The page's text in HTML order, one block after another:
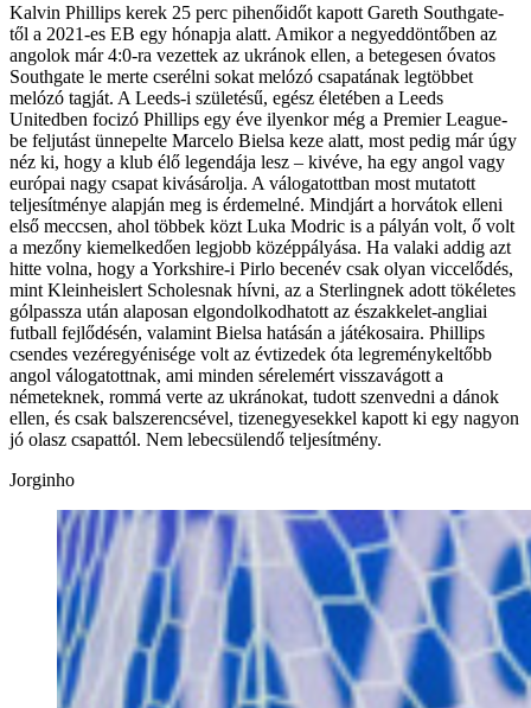
Kalvin Phillips kerek 25 perc pihenőidőt kapott Gareth Southgate-
től a 2021-es EB egy hónapja alatt. Amikor a negyeddöntőben az
angolok már 4:0-ra vezettek az ukránok ellen, a betegesen óvatos
Southgate le merte cserélni sokat melózó csapatának legtöbbet
melózó tagját. A Leeds-i születésű, egész életében a Leeds
Unitedben focizó Phillips egy éve ilyenkor még a Premier League-
be feljutást ünnepelte Marcelo Bielsa keze alatt, most pedig már úgy
néz ki, hogy a klub élő legendája lesz – kivéve, ha egy angol vagy
európai nagy csapat kivásárolja. A válogatottban most mutatott
teljesítménye alapján meg is érdemelné. Mindjárt a horvátok elleni
első meccsen, ahol többek közt Luka Modric is a pályán volt, ő volt
a mezőny kiemelkedően legjobb középpályása. Ha valaki addig azt
hitte volna, hogy a Yorkshire-i Pirlo becenév csak olyan viccelődés,
mint Kleinheislert Scholesnak hívni, az a Sterlingnek adott tökéletes
gólpassza után alaposan elgondolkodhatott az északkelet-angliai
futball fejlődésén, valamint Bielsa hatásán a játékosaira. Phillips
csendes vezéregyénisége volt az évtizedek óta legreménykeltőbb
angol válogatottnak, ami minden sérelemért visszavágott a
németeknek, rommá verte az ukránokat, tudott szenvedni a dánok
ellen, és csak balszerencsével, tizenegyesekkel kapott ki egy nagyon
jó olasz csapattól. Nem lebecsülendő teljesítmény.
Jorginho